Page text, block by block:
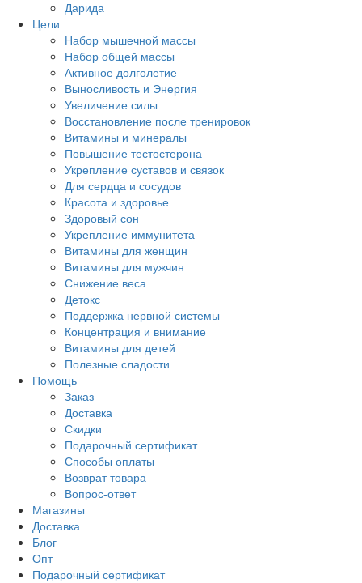
Дарида
Цели
Набор мышечной массы
Набор общей массы
Активное долголетие
Выносливость и Энергия
Увеличение силы
Восстановление после тренировок
Витамины и минералы
Повышение тестостерона
Укрепление суставов и связок
Для сердца и сосудов
Красота и здоровье
Здоровый сон
Укрепление иммунитета
Витамины для женщин
Витамины для мужчин
Снижение веса
Детокс
Поддержка нервной системы
Концентрация и внимание
Витамины для детей
Полезные сладости
Помощь
Заказ
Доставка
Скидки
Подарочный сертификат
Способы оплаты
Возврат товара
Вопрос-ответ
Магазины
Доставка
Блог
Опт
Подарочный сертификат